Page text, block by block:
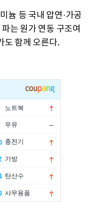
늄 등 국내 압연·가공
는 원가 연동 구조여
도 함께 오른다.